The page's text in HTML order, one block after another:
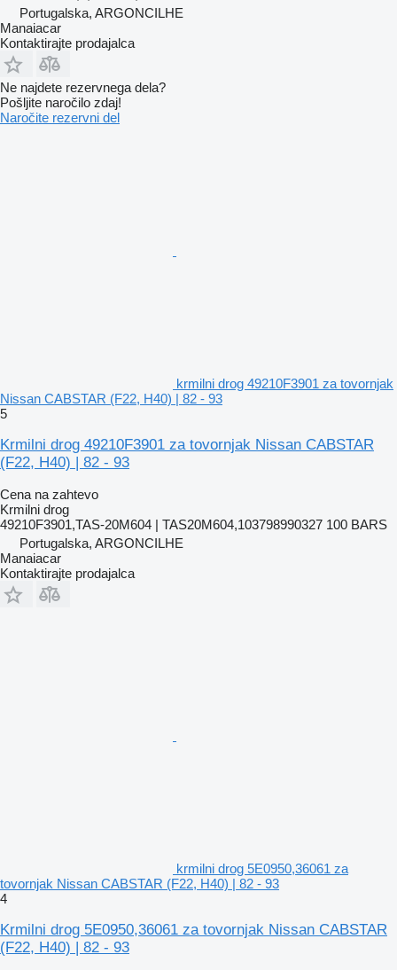
Portugalska, ARGONCILHE
Manaiacar
Kontaktirajte prodajalca
Ne najdete rezervnega dela?
Pošljite naročilo zdaj!
Naročite rezervni del
krmilni drog 49210F3901 za tovornjak
Nissan CABSTAR (F22, H40) | 82 - 93
5
Krmilni drog 49210F3901 za tovornjak Nissan CABSTAR
(F22, H40) | 82 - 93
Cena na zahtevo
Krmilni drog
49210F3901,TAS-20M604 | TAS20M604,103798990327 100 BARS
Portugalska, ARGONCILHE
Manaiacar
Kontaktirajte prodajalca
krmilni drog 5E0950,36061 za
tovornjak Nissan CABSTAR (F22, H40) | 82 - 93
4
Krmilni drog 5E0950,36061 za tovornjak Nissan CABSTAR
(F22, H40) | 82 - 93